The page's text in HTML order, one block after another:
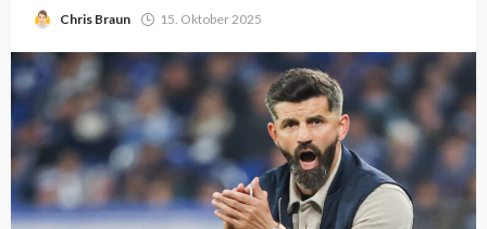
Chris Braun 15. Oktober 2025